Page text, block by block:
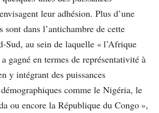
leur adhésion. Plus d’une
sont dans l’antichambre de cette
Sud, au sein de laquelle « l’Afrique
gagné en termes de représentativité à
y intégrant des puissances
comme le Nigéria, le
ou encore la République du Congo »,